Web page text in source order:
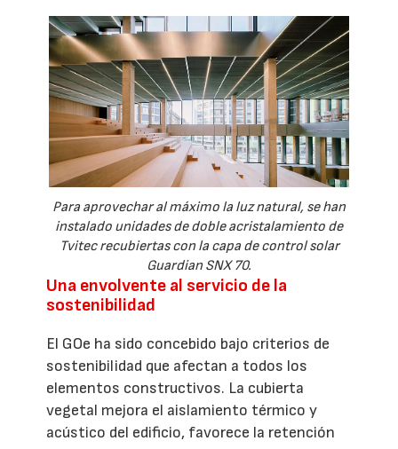
Para aprovechar al máximo la luz natural, se han
instalado unidades de doble acristalamiento de
Tvitec recubiertas con la capa de control solar
Guardian SNX 70.
Una envolvente al servicio de la
sostenibilidad
El GOe ha sido concebido bajo criterios de
sostenibilidad que afectan a todos los
elementos constructivos. La cubierta
vegetal mejora el aislamiento térmico y
acústico del edificio, favorece la retención